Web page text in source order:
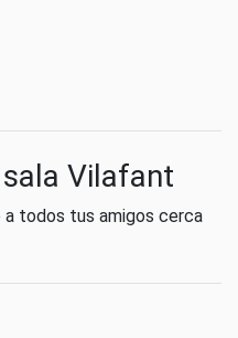
Vilafant
todos tus amigos cerca